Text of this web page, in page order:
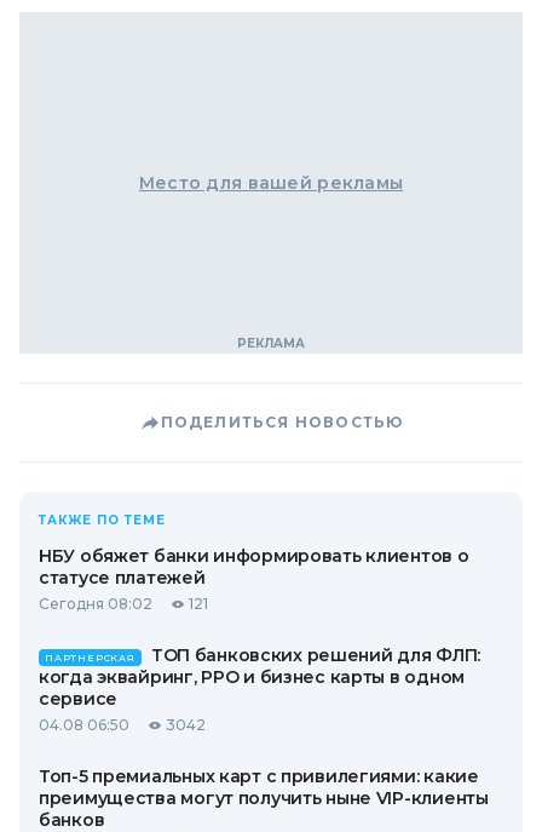
Место для вашей рекламы
ПОДЕЛИТЬСЯ НОВОСТЬЮ
ТАКЖЕ ПО ТЕМЕ
НБУ обяжет банки информировать клиентов о
статусе платежей
Сегодня 08:02 121
ПАРТНЕРСКАЯ
ТОП банковских решений для ФЛП:
когда эквайринг, РРО и бизнес карты в одном
сервисе
04.08 06:50 3042
Топ-5 премиальных карт с привилегиями: какие
преимущества могут получить ныне VIP-клиенты
банков